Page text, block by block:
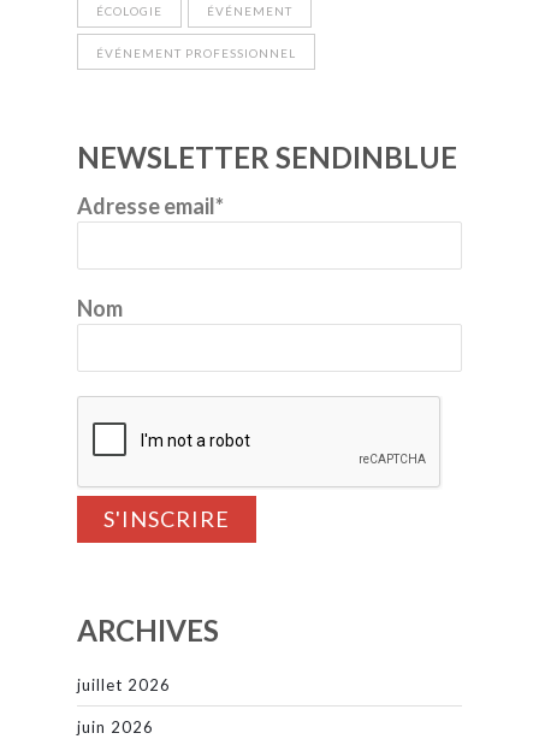
ÉCOLOGIE ÉVÉNEMENT
ÉVÉNEMENT PROFESSIONNEL
NEWSLETTER SENDINBLUE
Adresse email*
Nom
ARCHIVES
juillet 2026
juin 2026